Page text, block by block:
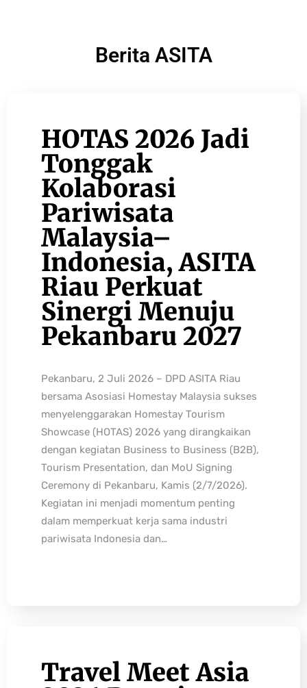
Berita ASITA
HOTAS 2026 Jadi
Tonggak
Kolaborasi
Pariwisata
Malaysia–
Indonesia, ASITA
Riau Perkuat
Sinergi Menuju
Pekanbaru 2027
Pekanbaru, 2 Juli 2026 – DPD ASITA Riau
bersama Asosiasi Homestay Malaysia sukses
menyelenggarakan Homestay Tourism
Showcase (HOTAS) 2026 yang dirangkaikan
dengan kegiatan Business to Business (B2B),
Tourism Presentation, dan MoU Signing
Ceremony di Pekanbaru, Kamis (2/7/2026).
Kegiatan ini menjadi momentum penting
dalam memperkuat kerja sama industri
pariwisata Indonesia dan…
Travel Meet Asia